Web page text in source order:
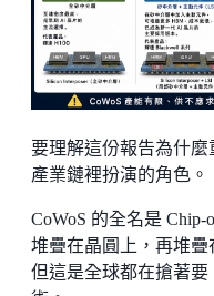
要理解這份報告為什麼
產業鏈裡扮演的角色。
CoWoS 的全名是 Chip-
堆疊在晶圓上，再堆
但這是全球都在搶著